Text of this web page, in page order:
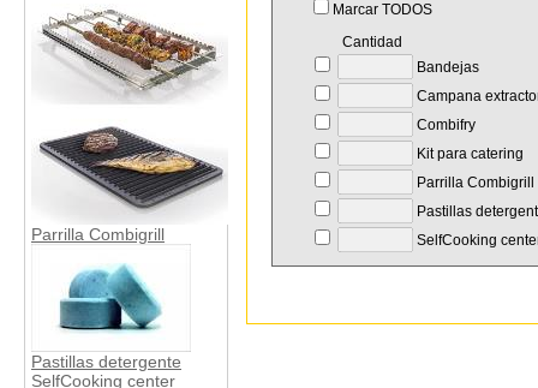
Parrilla Combigrill
Pastillas detergente
SelfCooking center
Marcar TODOS
Cantidad
Bandejas
Campana
Combifry
Kit para catering
Parrilla Combigrill
Pastillas
SelfCooking